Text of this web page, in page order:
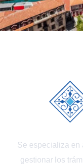
Se especializa en
gestionar los